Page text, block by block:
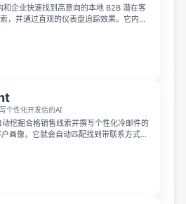
企业快速找到高意向的本地 B2B 潜在客
，并通过直观的仪表盘追踪效果。它内置
个性化开发信的AI
挖掘合格销售线索并撰写个性化冷邮件的
画像，它就会自动匹配找到带联系方式的